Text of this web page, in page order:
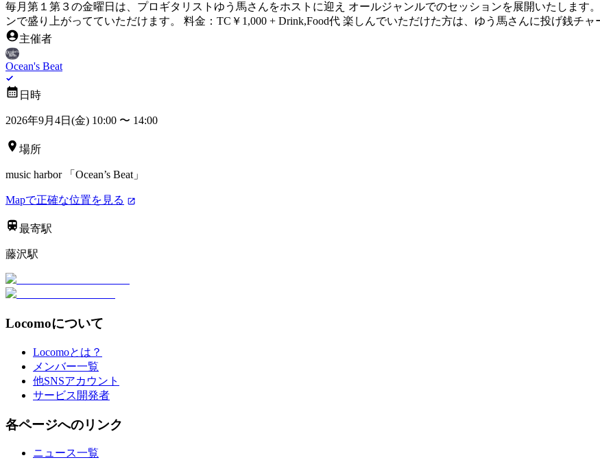
毎月第１第３の金曜日は、プロギタリストゆう馬さんをホストに迎え オールジャンルでのセッションを展開いたします
ンで盛り上がってていただけます。 料金：TC￥1,000 + Drink,Food代 楽しんでいただけた方は、ゆう馬さんに投げ銭チ
主催者
Ocean's Beat
日時
2026年9月4日(金) 10:00 〜 14:00
場所
music harbor 「Ocean’s Beat」
Mapで正確な位置を見る
最寄駅
藤沢駅
Locomoについて
Locomoとは？
メンバー一覧
他SNSアカウント
サービス開発者
各ページへのリンク
ニュース一覧